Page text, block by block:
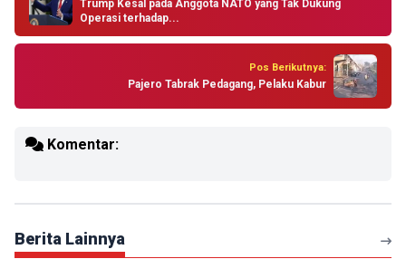
Trump Kesal pada Anggota NATO yang Tak Dukung
Operasi terhadap...
Pos Berikutnya:
Pajero Tabrak Pedagang, Pelaku Kabur
Komentar:
Berita Lainnya